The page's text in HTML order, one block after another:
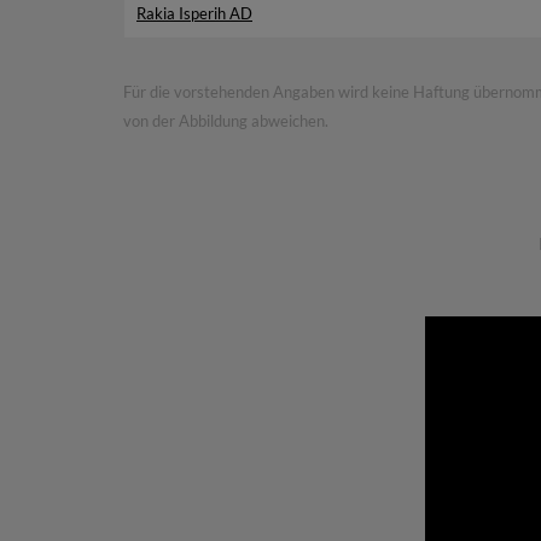
Likör und
Rakia Isperih AD
Für die vorstehenden Angaben wird keine Haftung
von der Abbildung abweichen.